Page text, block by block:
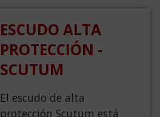
ESCUDO ALTA
PROTECCIÓN -
SCUTUM
El escudo de alta
protección Scutum está